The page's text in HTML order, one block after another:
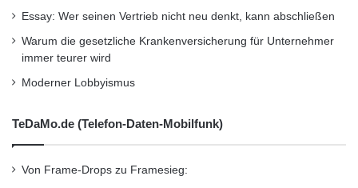
Gang manuell geschalteten Benziner der
Verbrauch und damit auch der CO2-Ausstoß
beim WLTP beinahe gleich, wohingegen ein
Dieselfahrzeug mit einem 6-Gang-
Automatikgetriebe mit WLTP sogar Punkte
macht: mit einem Minderverbrauch von einem
guten halben Liter auf 100 Kilometern. Bei
Essay: Wer seinen Vertrieb nicht neu denkt, kann abschließen
Warum die gesetzliche Krankenversicherung für Unternehmer
immer teurer wird
Moderner Lobbyismus
TeDaMo.de (Telefon-Daten-Mobilfunk)
Von Frame-Drops zu Framesieg: